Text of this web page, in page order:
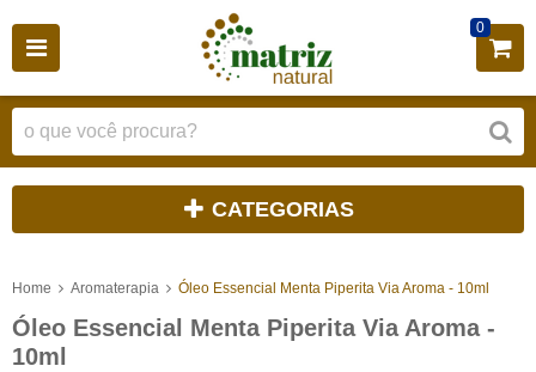
0
CATEGORIAS
Home Aromaterapia Óleo Essencial Menta Piperita Via Aroma - 10ml
Óleo Essencial Menta Piperita Via Aroma -
10ml